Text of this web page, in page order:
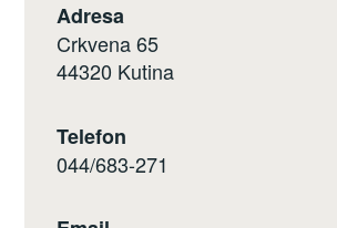
Adresa
Crkvena 65
44320 Kutina
Telefon
044/683-271